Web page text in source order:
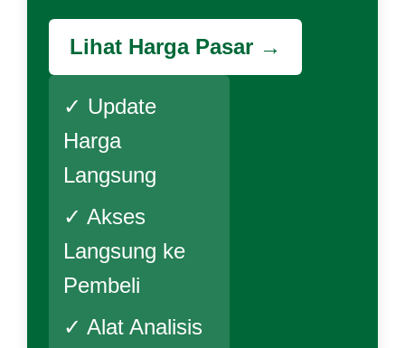
Lihat Harga Pasar →
✓ Update
Harga
Langsung
✓ Akses
Langsung ke
Pembeli
✓ Alat Analisis